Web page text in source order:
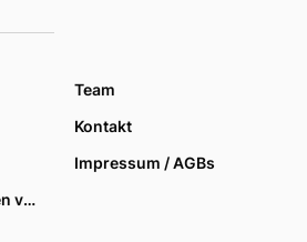
Team
Kontakt
Impressum / AGBs
Datenschutzoptionen verwalten